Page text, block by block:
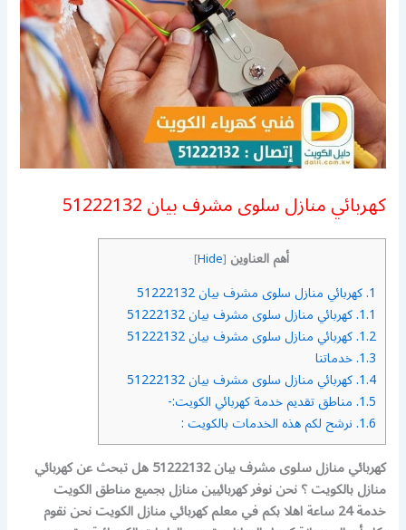
كهربائي منازل سلوى مشرف بيان 51222132
أهم العناوين [
Hide
]
1. كهربائي منازل سلوى مشرف بيان 51222132
1.1. كهربائي منازل سلوى مشرف بيان 51222132
1.2. كهربائي منازل سلوى مشرف بيان 51222132
1.3. خدماتنا
1.4. كهربائي منازل سلوى مشرف بيان 51222132
1.5. مناطق تقديم خدمة كهربائي الكويت:-
1.6. نرشح لكم هذه الخدمات بالكويت :
كهربائي منازل سلوى مشرف بيان 51222132 هل تبحث عن كهربائي
منازل بالكويت ؟ نحن نوفر كهربائيين منازل بجميع مناطق الكويت
خدمة 24 ساعة اهلا بكم في معلم كهربائي منازل الكويت نحن نقوم